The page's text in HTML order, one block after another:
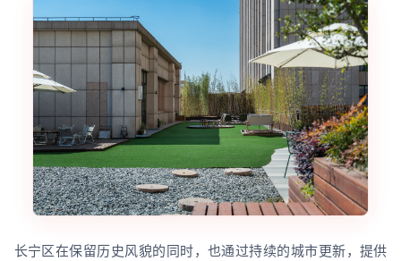
长宁区在保留历史风貌的同时，也通过持续的城市更新，提供